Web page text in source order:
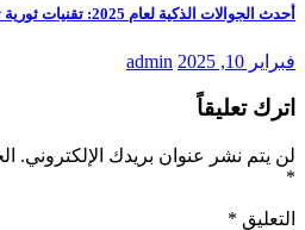
أحدث الجوالات الذكية لعام 2025: تقنيات ثورية تغير مفهوم الهواتف
فبراير 10, 2025 admin
اترك تعليقاً
لن يتم نشر عنوان بريدك الإلكتروني.
*
التعليق *